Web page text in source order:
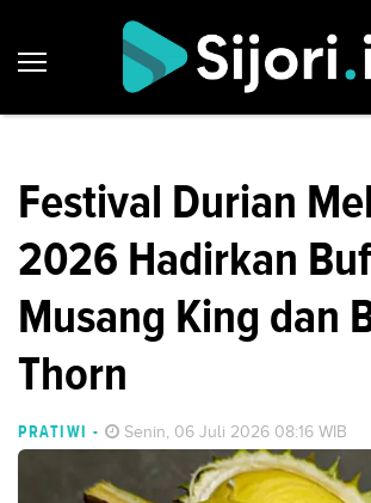
Festival Durian
2026 Hadirkan
Musang King dan
Thorn
PRATIWI - Senin, 06 Juli 2026 08:16 WIB